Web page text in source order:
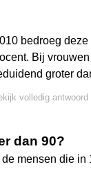
bedroeg
Bij
groter
volledig antwoord
dan 90?
mensen die